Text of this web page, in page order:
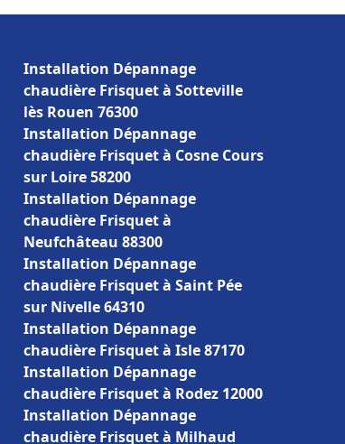
Installation Dépannage
chaudière Frisquet à Sotteville
lès Rouen 76300
Installation Dépannage
chaudière Frisquet à Cosne Cours
sur Loire 58200
Installation Dépannage
chaudière Frisquet à
Neufchâteau 88300
Installation Dépannage
chaudière Frisquet à Saint Pée
sur Nivelle 64310
Installation Dépannage
chaudière Frisquet à Isle 87170
Installation Dépannage
chaudière Frisquet à Rodez 12000
Installation Dépannage
chaudière Frisquet à Milhaud